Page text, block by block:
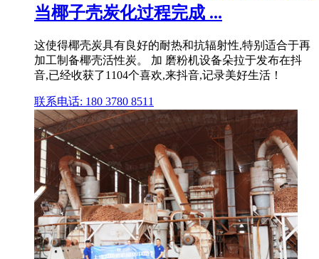
当椰子壳炭化过程完成 ...
这使得椰壳炭具有良好的耐热和抗辐射性,特别适合于再
加工制备椰壳活性炭。 加 磨粉机设备朵拉于发布在抖
音,已经收获了1104个喜欢,来抖音,记录美好生活！
联系电话: 180 3780 8511